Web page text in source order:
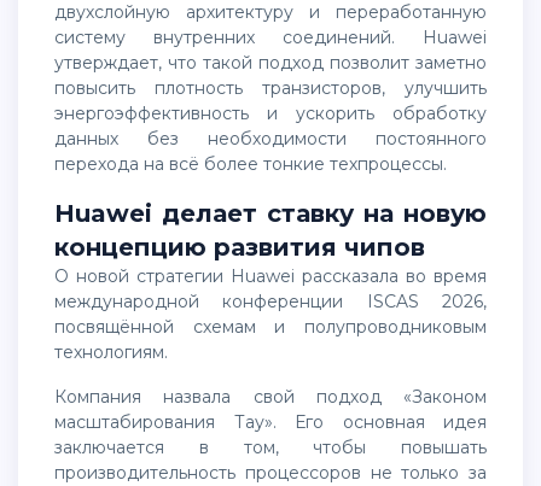
двухслойную архитектуру и переработанную
систему внутренних соединений. Huawei
утверждает, что такой подход позволит заметно
повысить плотность транзисторов, улучшить
энергоэффективность и ускорить обработку
данных без необходимости постоянного
перехода на всё более тонкие техпроцессы.
Huawei делает ставку на новую
концепцию развития чипов
О новой стратегии Huawei рассказала во время
международной конференции ISCAS 2026,
посвящённой схемам и полупроводниковым
технологиям.
Компания назвала свой подход «Законом
масштабирования Тау». Его основная идея
заключается в том, чтобы повышать
производительность процессоров не только за